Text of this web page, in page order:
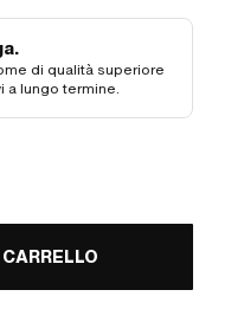
di qualità superiore
a lungo termine.